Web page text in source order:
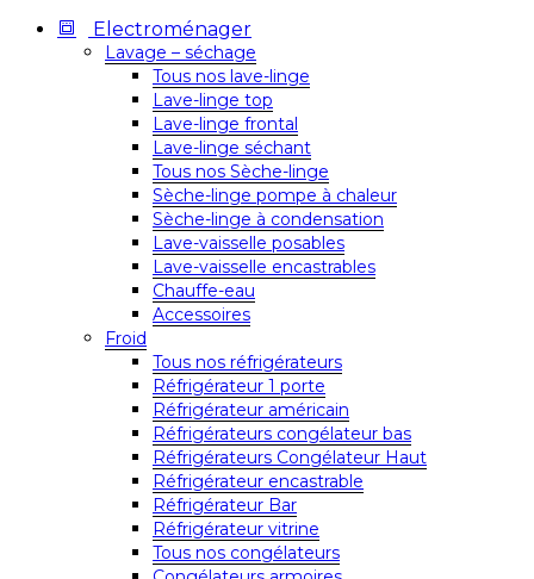
Electroménager
Lavage – séchage
Tous nos lave-linge
Lave-linge top
Lave-linge frontal
Lave-linge séchant
Tous nos Sèche-linge
Sèche-linge pompe à chaleur
Sèche-linge à condensation
Lave-vaisselle posables
Lave-vaisselle encastrables
Chauffe-eau
Accessoires
Froid
Tous nos réfrigérateurs
Réfrigérateur 1 porte
Réfrigérateur américain
Réfrigérateurs congélateur bas
Réfrigérateurs Congélateur Haut
Réfrigérateur encastrable
Réfrigérateur Bar
Réfrigérateur vitrine
Tous nos congélateurs